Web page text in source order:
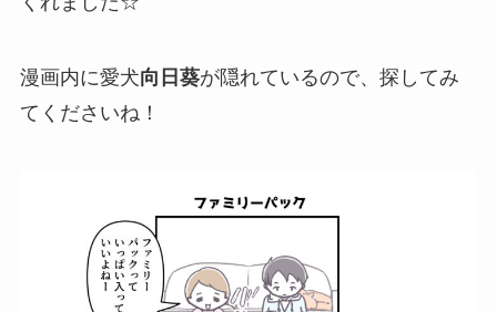
漫画内に愛犬向日葵が隠れているので、探してみ
てくださいね！